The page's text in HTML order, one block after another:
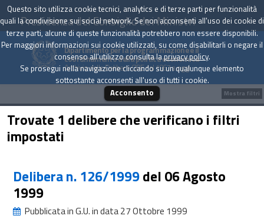
Presidenza del Consiglio dei Ministri
Dipartimento per la programmazione e il
coordinamento della politica economica
Archivio delle Delibere CIPE dal 1967 a oggi
Trovate 1 delibere che verificano i filtri
impostati
Delibera n. 126/1999del 06 Agosto
1999
Pubblicata in G.U. in data 27 Ottobre 1999
Mostra filtri
Questo sito utilizza cookie tecnici, analytics e di terze parti per funzionalità
quali la condivisione sui social network. Se non acconsenti all'uso dei cookie di
terze parti, alcune di queste funzionalità potrebbero non essere disponibili.
Per maggiori informazioni sui cookie utilizzati, su come disabilitarli o negare il
consenso all'utilizzo consulta laprivacy policy.
Se prosegui nella navigazione cliccando su un qualunque elemento
sottostante acconsenti all'uso di tutti i cookie.
Acconsento